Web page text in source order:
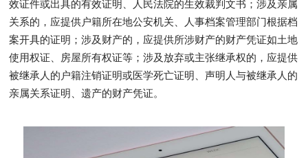
效证件或出具的有效证明、人民法院的生效裁判文书；涉及亲属
关系的，应提供户籍所在地公安机关、人事档案管理部门根据档
案开具的证明；涉及财产的，应提供所涉财产的财产凭证如土地
使用权证、房屋所有权证等；涉及放弃或主张继承权的，应提供
被继承人的户籍注销证明或医学死亡证明、声明人与被继承人的
亲属关系证明、遗产的财产凭证。